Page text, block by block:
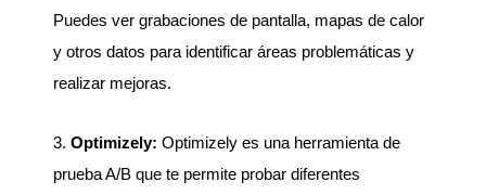
Puedes ver grabaciones de pantalla, mapas de calor
y otros datos para identificar áreas problemáticas y
realizar mejoras.
3. Optimizely: Optimizely es una herramienta de
prueba A/B que te permite probar diferentes